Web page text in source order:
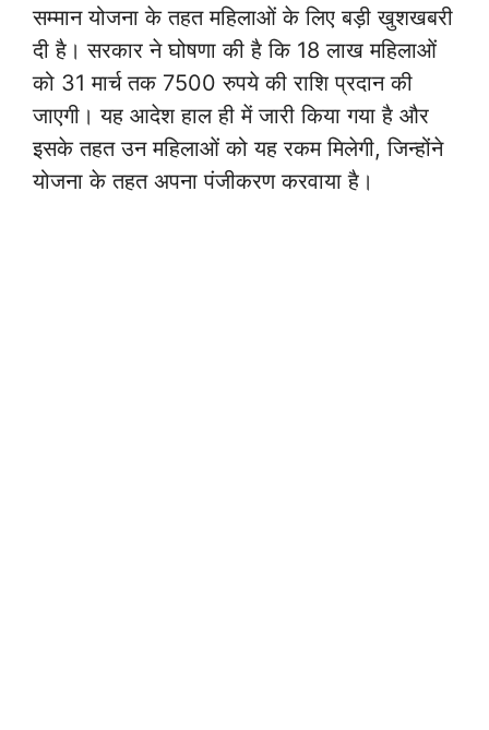
सम्मान योजना के तहत महिलाओं के लिए बड़ी खुशखबरी
दी है। सरकार ने घोषणा की है कि 18 लाख महिलाओं
को 31 मार्च तक 7500 रुपये की राशि प्रदान की
जाएगी। यह आदेश हाल ही में जारी किया गया है और
इसके तहत उन महिलाओं को यह रकम मिलेगी, जिन्होंने
योजना के तहत अपना पंजीकरण करवाया है।